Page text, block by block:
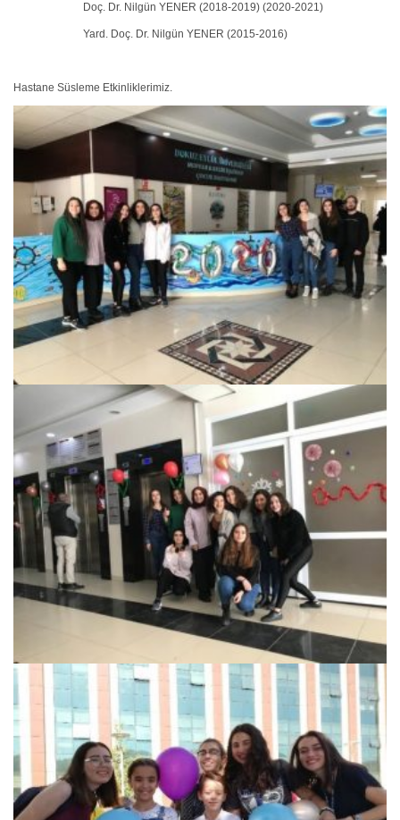
Doç. Dr. Nilgün YENER (2018-2019) (2020-2021)
Yard. Doç. Dr. Nilgün YENER (2015-2016)
Hastane Süsleme Etkinliklerimiz.